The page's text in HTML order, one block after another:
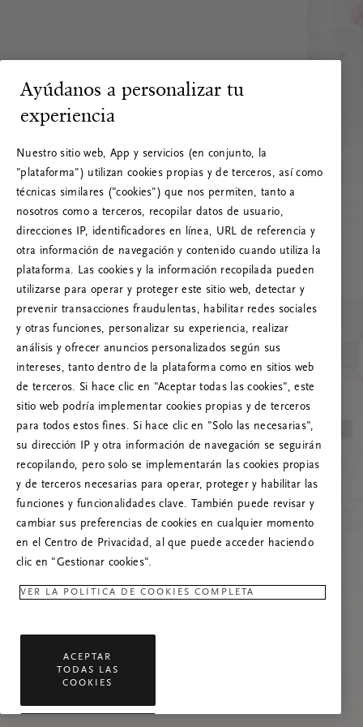
RITUALS 500
¡Vaya! Error de servidor
Prueba a actualizar esta página o, si el
problema persiste, ponte en contacto con
nosotros.
Ayúdanos a personalizar tu
experiencia
Nuestro sitio web, App y servicios (en conjunto, la
"plataforma") utilizan cookies propias y de terceros, así como
técnicas similares ("cookies") que nos permiten, tanto a
nosotros como a terceros, recopilar datos de usuario,
direcciones IP, identificadores en línea, URL de referencia y
otra información de navegación y contenido cuando utiliza la
plataforma. Las cookies y la información recopilada pueden
utilizarse para operar y proteger este sitio web, detectar y
prevenir transacciones fraudulentas, habilitar redes sociales
y otras funciones, personalizar su experiencia, realizar
análisis y ofrecer anuncios personalizados según sus
intereses, tanto dentro de la plataforma como en sitios web
de terceros. Si hace clic en "Aceptar todas las cookies", este
sitio web podría implementar cookies propias y de terceros
para todos estos fines. Si hace clic en "Solo las necesarias",
su dirección IP y otra información de navegación se seguirán
recopilando, pero solo se implementarán las cookies propias
y de terceros necesarias para operar, proteger y habilitar las
funciones y funcionalidades clave. También puede revisar y
cambiar sus preferencias de cookies en cualquier momento
en el Centro de Privacidad, al que puede acceder haciendo
clic en "Gestionar cookies".
VER LA POLÍTICA DE COOKIES COMPLETA
ACEPTAR
TODAS LAS
COOKIES